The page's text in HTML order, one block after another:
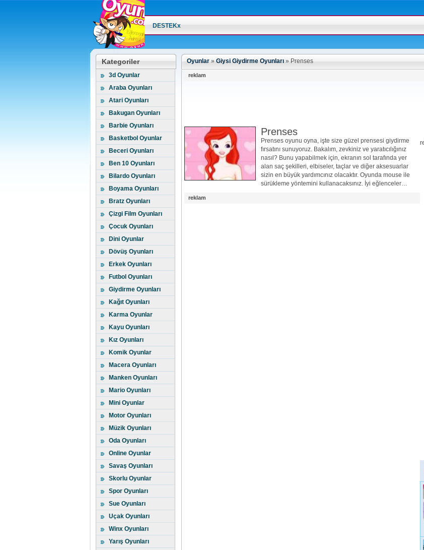
DESTEKx
Kategoriler
3d Oyunlar
Araba Oyunları
Atari Oyunları
Bakugan Oyunları
Barbie Oyunları
Basketbol Oyunlar
Beceri Oyunları
Ben 10 Oyunları
Bilardo Oyunları
Boyama Oyunları
Bratz Oyunları
Çizgi Film Oyunları
Çocuk Oyunları
Dini Oyunlar
Dövüş Oyunları
Erkek Oyunları
Futbol Oyunları
Giydirme Oyunları
Kağıt Oyunları
Karma Oyunlar
Kayu Oyunları
Kız Oyunları
Komik Oyunlar
Macera Oyunları
Manken Oyunları
Mario Oyunları
Mini Oyunlar
Motor Oyunları
Müzik Oyunları
Oda Oyunları
Online Oyunlar
Savaş Oyunları
Skorlu Oyunlar
Spor Oyunları
Sue Oyunları
Uçak Oyunları
Winx Oyunları
Yarış Oyunları
Oyunlar » Giysi Giydirme Oyunları »Prenses
reklam
Prenses
Prenses oyunu oyna, işte size güzel prensesi giydirme
fırsatını sunuyoruz. Bakalım, zevkiniz ve yaratıcılığınız
nasıl? Bunu yapabilmek için, ekranın sol tarafında yer
alan saç şekilleri, elbiseler, taçlar ve diğer aksesuarlar
sizin en büyük yardımcınız olacaktır. Oyunda mouse ile
sürükleme yöntemini kullanacaksınız. İyi eğlenceler…
reklam